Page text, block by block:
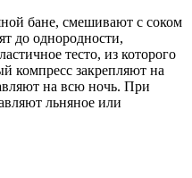
бане, смешивают с соком
до однородности,
тесто, из которого
компресс закрепляют на
на всю ночь. При
льняное или